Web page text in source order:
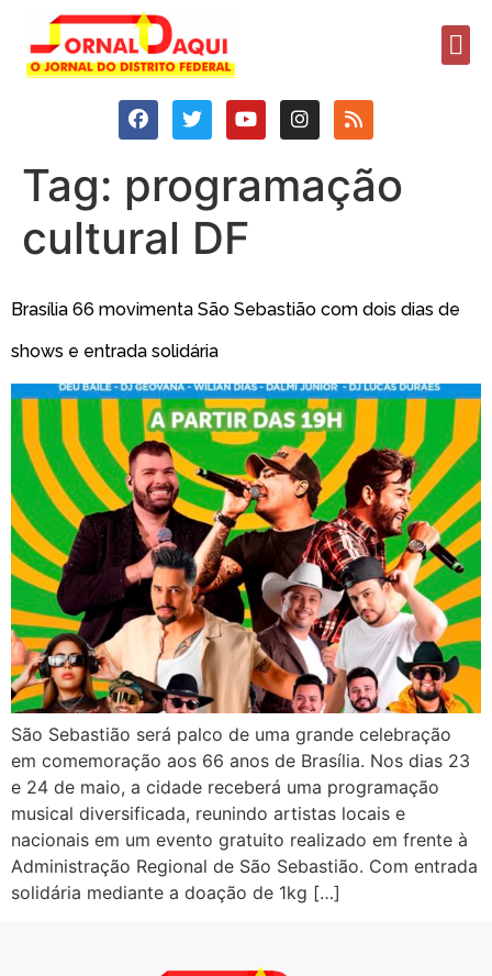
Tag: programação
cultural DF
Brasília 66 movimenta São Sebastião com dois dias de
shows e entrada solidária
São Sebastião será palco de uma grande celebração
em comemoração aos 66 anos de Brasília. Nos dias 23
e 24 de maio, a cidade receberá uma programação
musical diversificada, reunindo artistas locais e
nacionais em um evento gratuito realizado em frente à
Administração Regional de São Sebastião. Com entrada
solidária mediante a doação de 1kg […]